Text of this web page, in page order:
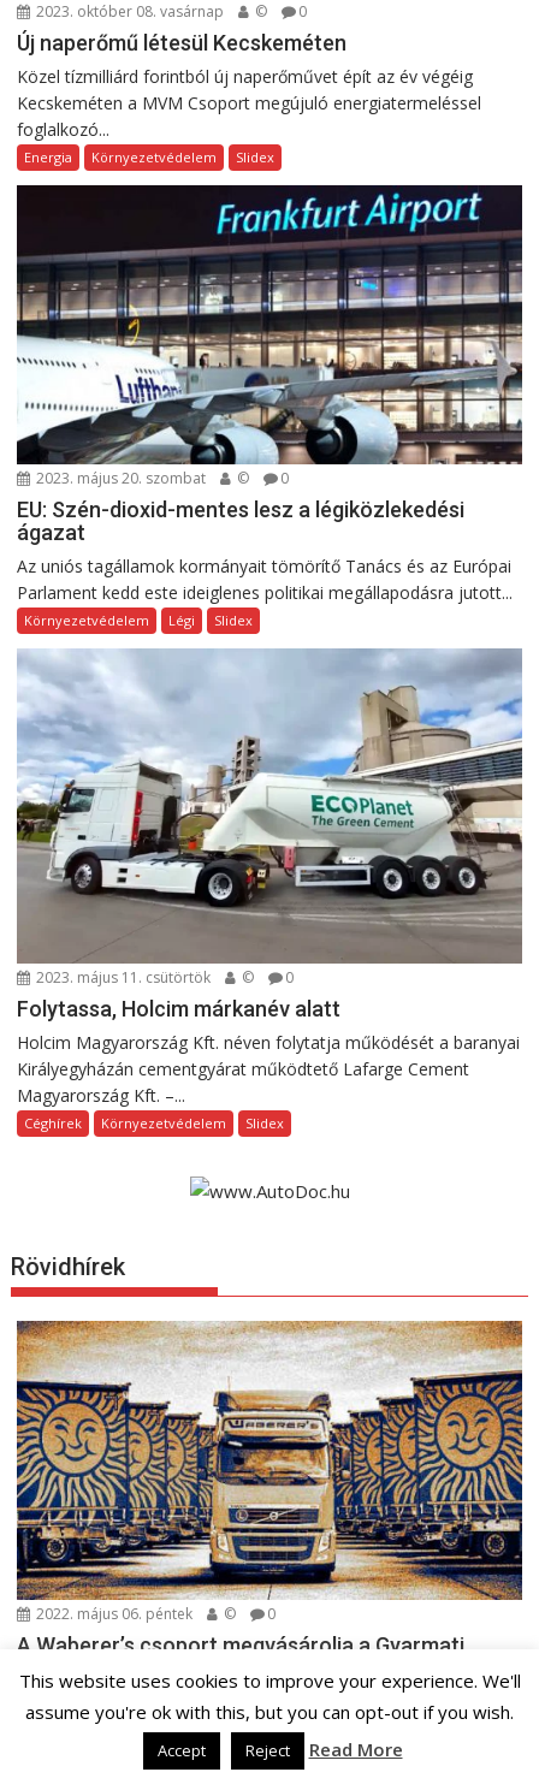
2023. október 08. vasárnap © 0
Új naperőmű létesül Kecskeméten
Közel tízmilliárd forintból új naperőművet épít az év végéig
Kecskeméten a MVM Csoport megújuló energiatermeléssel
foglalkozó...
Energia Környezetvédelem Slidex
2023. május 20. szombat © 0
EU: Szén-dioxid-mentes lesz a légiközlekedési
ágazat
Az uniós tagállamok kormányait tömörítő Tanács és az Európai
Parlament kedd este ideiglenes politikai megállapodásra jutott...
Környezetvédelem Légi Slidex
2023. május 11. csütörtök © 0
Folytassa, Holcim márkanév alatt
Holcim Magyarország Kft. néven folytatja működését a baranyai
Királyegyházán cementgyárat működtető Lafarge Cement
Magyarország Kft. –...
Céghírek Környezetvédelem Slidex
Rövidhírek
2022. május 06. péntek © 0
A Waberer’s csoport megvásárolja a Gyarmati
üzletágát
A Waberer’s International Nyrt. 100 százalékos tulajdonában álló
Waberer’s-Szemerey Kft. adásvételi szerződést kötött a
Gyarmati Trans...
This website uses cookies to improve your experience. We'll
assume you're ok with this, but you can opt-out if you wish.
Accept Reject Read More